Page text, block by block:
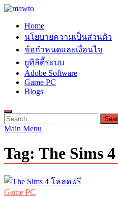
Skip
content
MAWTO
ดาวน์โหลดโปรแกรมฟรี ตัวเต็ม
Home
นโยบายความเป็นส่วนตัว
ข้อกำหนดและเงื่อนไข
ยูทิลิตี้ระบบ
Adobe Software
Game PC
Blogs
Search
for:
Main Menu
Tag: The Sims
Game PC